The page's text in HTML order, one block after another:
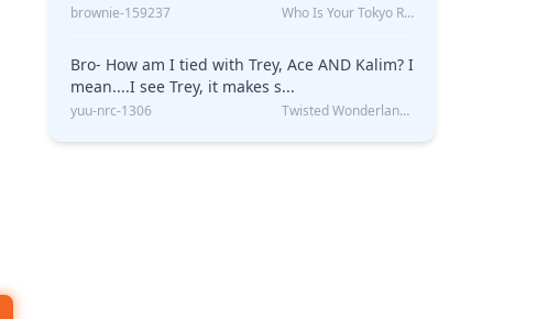
brownie-159237 Who Is Your Tokyo Revengers Boyfriend?
Bro- How am I tied with Trey, Ace AND Kalim? I
mean....I see Trey, it makes s...
yuu-nrc-1306 Twisted Wonderland Kin Quiz